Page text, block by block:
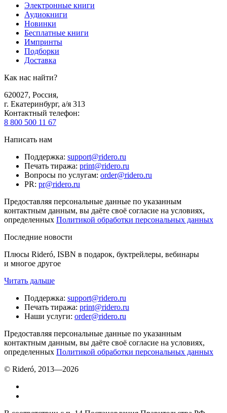
Электронные книги
Аудиокниги
Новинки
Бесплатные книги
Импринты
Подборки
Доставка
Как нас найти?
620027, Россия,
г. Екатеринбург, а/я 313
Контактный телефон:
8 800 500 11 67
Написать нам
Поддержка: support@ridero.ru
Печать тиража: print@ridero.ru
Вопросы по услугам: order@ridero.ru
PR: pr@ridero.ru
Предоставляя персональные данные по указанным
контактным данным, вы даёте своё согласие на условиях,
определенных Политикой обработки персональных данных
Последние новости
Плюсы Rideró, ISBN в подарок, буктрейлеры, вебинары
и многое другое
Читать дальше
Поддержка: support@ridero.ru
Печать тиража: print@ridero.ru
Наши услуги: order@ridero.ru
Предоставляя персональные данные по указанным
контактным данным, вы даёте своё согласие на условиях,
определенных Политикой обработки персональных данных
© Rideró, 2013—2026